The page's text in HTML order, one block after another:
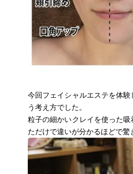
今回フェイシャルエステを体
う考え方でした。
粒子の細かいクレイを使った
ただけで違いが分かるほどで驚